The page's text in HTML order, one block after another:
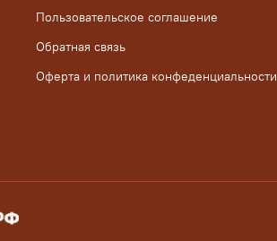
Пользовательское соглашение
Обратная связь
Оферта и политика конфеденциальности